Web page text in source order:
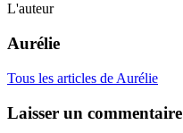
L'auteur
Aurélie
Tous les articles de Aurélie
Laisser un commentaire